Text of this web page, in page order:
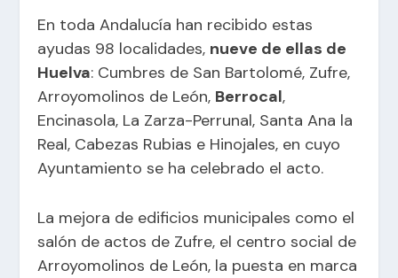
En toda Andalucía han recibido estas
ayudas 98 localidades, nueve de ellas de
Huelva: Cumbres de San Bartolomé, Zufre,
Arroyomolinos de León, Berrocal,
Encinasola, La Zarza-Perrunal, Santa Ana la
Real, Cabezas Rubias e Hinojales, en cuyo
Ayuntamiento se ha celebrado el acto.
La mejora de edificios municipales como el
salón de actos de Zufre, el centro social de
Arroyomolinos de León, la puesta en marca